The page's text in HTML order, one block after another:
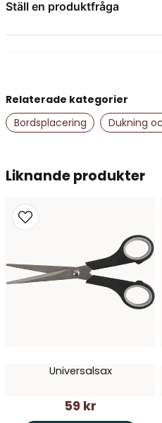
presentinslagning
Ställ en produktfråga
name
Namn
email
Mejladress
Ja, ni får publicera
Liknande produkter
Universalsax
59 kr
Relaterade kategorier
Bordsplacering
Dukning